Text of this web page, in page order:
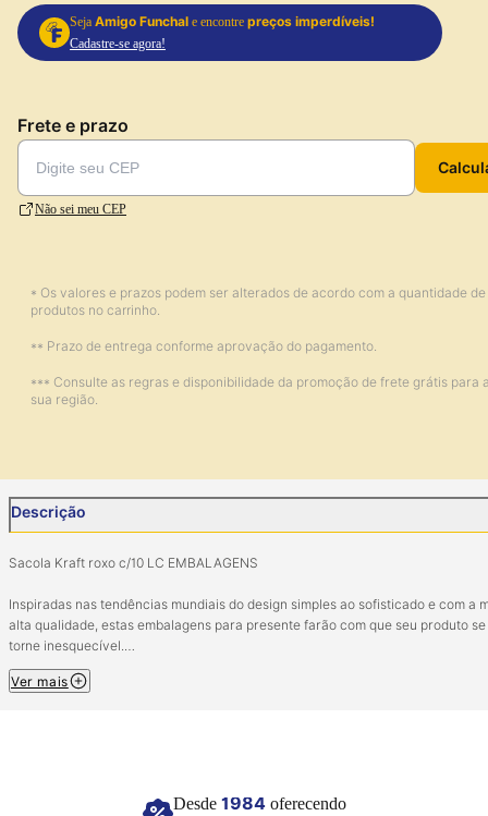
Seja Amigo Funchal e encontre preços imperdíveis!
Cadastre-se agora!
Frete e prazo
Não sei meu CEP
* Os valores e prazos podem ser alterados de acordo com a quantidade de
produtos no carrinho.
** Prazo de entrega conforme aprovação do pagamento.
*** Consulte as regras e disponibilidade da promoção de frete grátis para
sua região.
Descrição
Sacola Kraft roxo c/10 LC EMBALAGENS
Inspiradas nas tendências mundiais do design simples ao sofisticado e com a
alta qualidade, estas embalagens para presente farão com que seu produto se
torne inesquecível.
Dimensões: 13,5 x 8 x 16cm.
Ver mais
Desde 1984oferecendo